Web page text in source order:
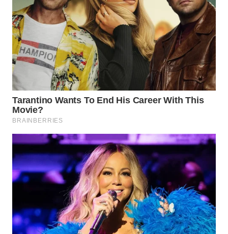
WN
PRIANGAN
WN
SEMARANG
WN
SOLO
BOROBUDUR
WN
MADURA
WN
SURABAYA